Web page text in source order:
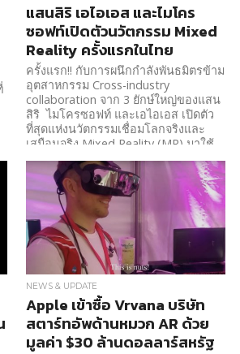
แสนสิริ เอไอเอส และไมโคร
ซอฟท์เปิดตัวนวัตกรรม Mixed
Reality ครั้งแรกในไทย
ครั้งแรก!! กับการผนึกกำลังพันธมิตรข้าม
อุตสาหกรรม Cross-industry
collaboration จาก 3 ยักษ์ใหญ่ของแสน
สิริ ไมโครซอฟท์ และเอไอเอส เปิดตัว
ที่สุดแห่งนวัตกรรมเชื่อมโลกจริงและ
เสมือนจริง Mixed Reality (MR) มาใช้
ในแวดวงอสังหาฯ เป็นครั้งแรกของ
ประเทศไทย ที่แรกในโลก!
NEWS & UPDATE
Apple เข้าซื้อ Vrvana บริษัท
สตาร์ทอัพด้านหมวก AR ด้วย
มูลค่า $30 ล้านดอลลาร์สหรัฐ